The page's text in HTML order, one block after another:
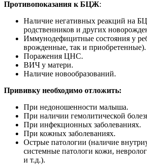
Противопоказания к БЦЖ:
Наличие негативных реакций на
родственников и других
Иммунодефицитные состояния у
врожденные, так и приобретенные).
Поражения ЦНС.
ВИЧ у матери.
Наличие новообразований.
Прививку необходимо отложить:
При недоношенности малыша.
При наличии гемолитической
При инфекционных заболеваниях.
При кожных заболеваниях.
Острые патологии (наличие
системные патологи кожи,
и т.д.).